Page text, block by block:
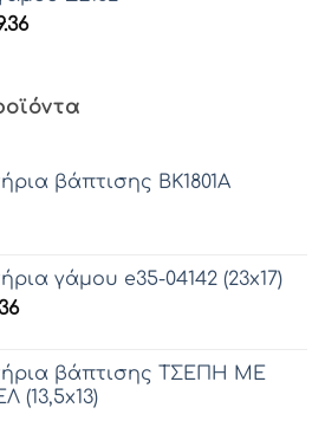
Price
through
βάπτισης ΒΚ1801Α
γάμου e35-04142 (23x17)
Price
through
€2.36
βάπτισης ΤΣΕΠΗ ΜΕ
(13,5x13)